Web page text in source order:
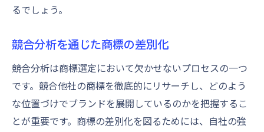
るでしょう。
競合分析を通じた商標の差別化
競合分析は商標選定において欠かせないプロセスの一つ
です。競合他社の商標を徹底的にリサーチし、どのよう
な位置づけでブランドを展開しているのかを把握するこ
とが重要です。商標の差別化を図るためには、自社の強